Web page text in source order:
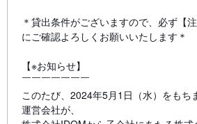
＊貸出条件がございますので、必ず【
にご確認よろしくお願いいたします＊
【※お知らせ】
￣￣￣￣￣￣￣
このたび、2024年5月1日（水）をもち
運営会社が、